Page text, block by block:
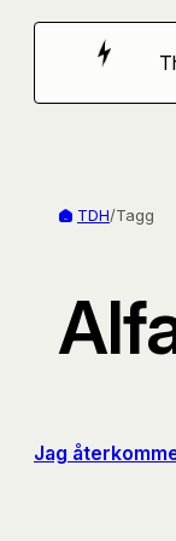
Hoppa
TDH/Tagg
Jag